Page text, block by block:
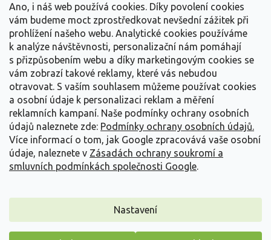
Ano, i náš web používá cookies. Díky povolení cookies
vám budeme moct zprostředkovat nevšední zážitek při
prohlížení našeho webu. Analytické cookies používáme
k analýze návštěvnosti, personalizační nám pomáhají
s přizpůsobením webu a díky marketingovým cookies se
vám zobrazí takové reklamy, které vás nebudou
otravovat. S vaším souhlasem můžeme používat cookies
a osobní údaje k personalizaci reklam a měření
reklamních kampaní. Naše podmínky ochrany osobních
údajů naleznete zde: Podmínky ochrany osobních údajů.
Více informací o tom, jak Google zpracovává vaše osobní
údaje, naleznete v Zásadách ochrany soukromí a
smluvních podmínkách společnosti Google.
Nastavení
Vše o nákupu
Informace pro Vás
Kontakujte nás
Vytvořil Shoptet